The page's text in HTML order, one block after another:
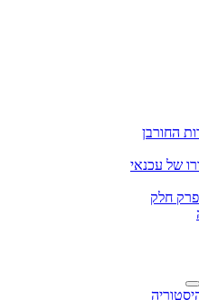
החורבן
של עכנאי
חלק